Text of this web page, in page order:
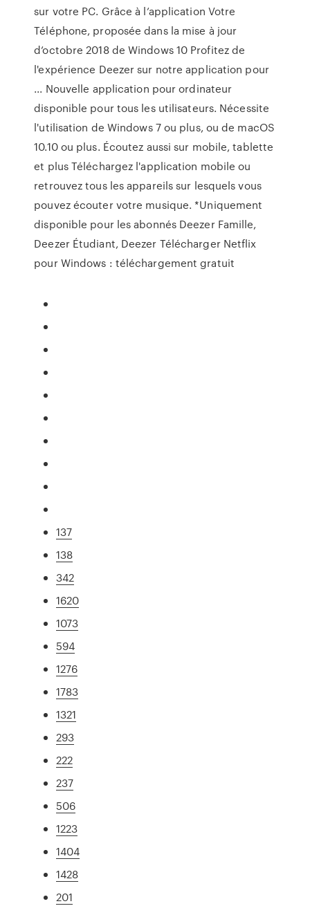
sur votre PC. Grâce à l’application Votre
Téléphone, proposée dans la mise à jour
d’octobre 2018 de Windows 10 Profitez de
l'expérience Deezer sur notre application pour
... Nouvelle application pour ordinateur
disponible pour tous les utilisateurs. Nécessite
l'utilisation de Windows 7 ou plus, ou de macOS
10.10 ou plus. Écoutez aussi sur mobile, tablette
et plus Téléchargez l'application mobile ou
retrouvez tous les appareils sur lesquels vous
pouvez écouter votre musique. *Uniquement
disponible pour les abonnés Deezer Famille,
Deezer Étudiant, Deezer Télécharger Netflix
pour Windows : téléchargement gratuit
137
138
342
1620
1073
594
1276
1783
1321
293
222
237
506
1223
1404
1428
201